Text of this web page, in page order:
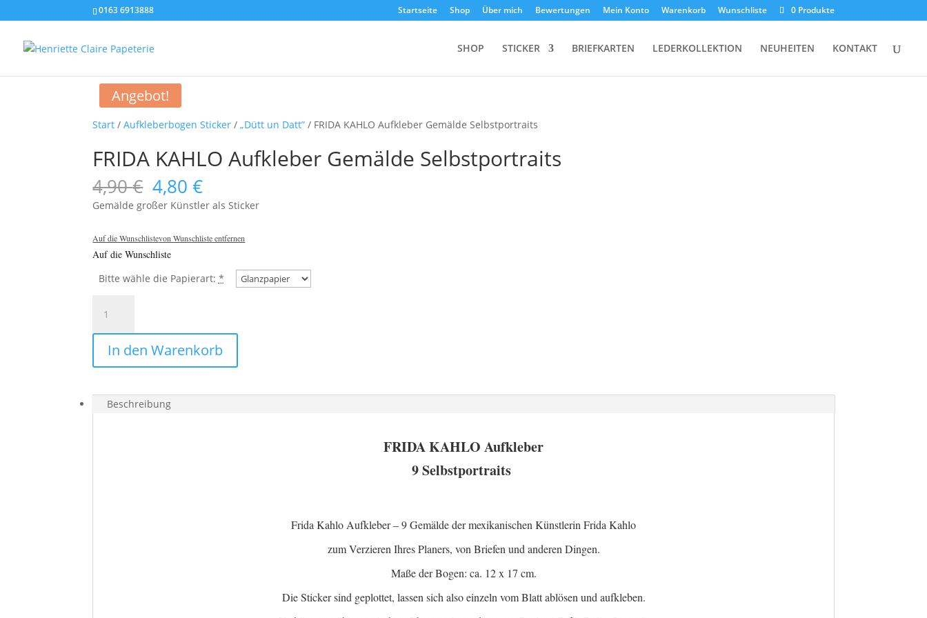
0163 6913888 Startseite Shop Über mich Bewertungen Mein Konto Warenkorb Wunschliste 0 Produkte
SHOP STICKER BRIEFKARTEN LEDERKOLLEKTION NEUHEITEN KONTAKT
Start /Aufkleberbogen Sticker /„Dütt un Datt” / FRIDA KAHLO Aufkleber Gemälde Selbstportraits
Angebot!
FRIDA KAHLO Aufkleber Gemälde Selbstportraits
4,90€ Ursprünglicher
Preis
war:
4,90 €
4,80€Aktueller
Preis
ist:
4,80 €.
Gemälde großer Künstler als Sticker
Auf die Wunschlistevon Wunschliste entfernen
Auf die Wunschliste
Bitte wähle die Papierart: *
KAHLO
Aufkleber
Gemälde
Selbstportraits
In den Warenkorb
Beschreibung
FRIDA KAHLO Aufkleber
9 Selbstportraits
Frida Kahlo Aufkleber – 9 Gemälde der mexikanischen Künstlerin Frida Kahlo
zum Verzieren Ihres Planers, von Briefen und anderen Dingen.
Maße der Bogen: ca. 12 x 17 cm.
Die Sticker sind geplottet, lassen sich also einzeln vom Blatt ablösen und aufkleben.